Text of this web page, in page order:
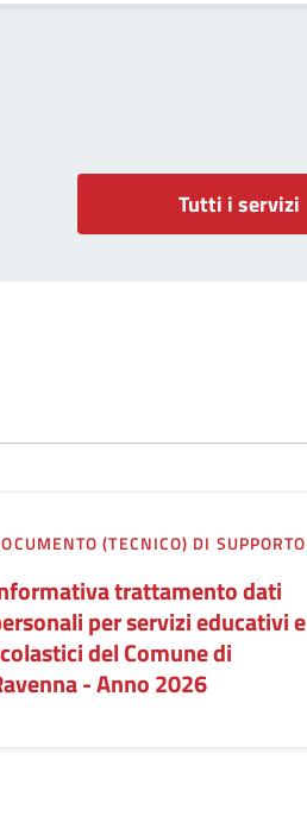
Tutti i servizi
(TECNICO) DI SUPPORTO
trattamento dati
per servizi educativi e
del Comune di
- Anno 2026